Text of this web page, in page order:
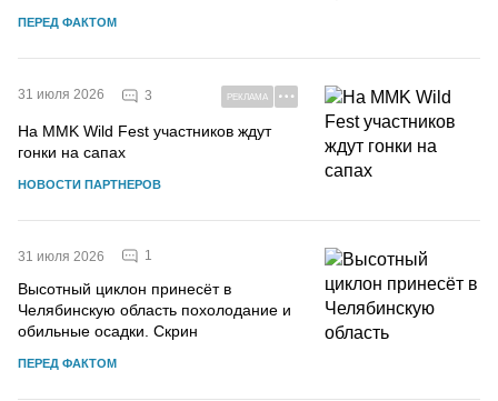
ПЕРЕД ФАКТОМ
31 июля 2026 3 РЕКЛАМА
На MMK Wild Fest участников ждут
гонки на сапах
НОВОСТИ ПАРТНЕРОВ
31 июля 2026 1
Высотный циклон принесёт в
Челябинскую область похолодание и
обильные осадки. Скрин
ПЕРЕД ФАКТОМ